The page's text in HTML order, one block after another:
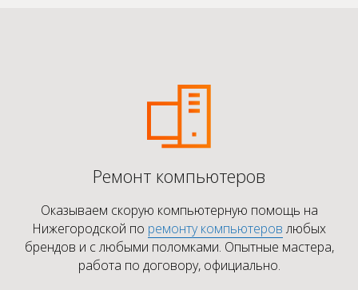
Ремонт компьютеров
Оказываем скорую компьютерную помощь на
Нижегородской по ремонту компьютеров любых
брендов и с любыми поломками. Опытные мастера,
работа по договору, официально.